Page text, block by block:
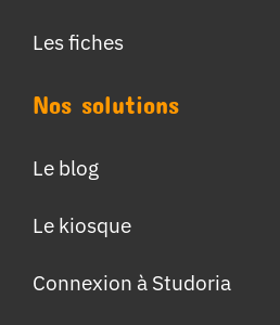
Les fiches
Nos solutions
Le blog
Le kiosque
Connexion à Studoria